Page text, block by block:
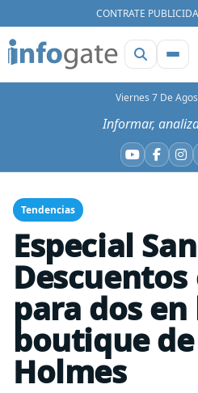
CONTRATE
Viernes 7 De
Informar,
YouTube
Tendencias
Especial
para dos en
boutique
Holmes